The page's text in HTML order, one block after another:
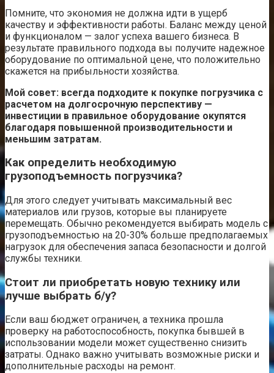
Помните, что экономия не должна идти в ущерб
качеству и эффективности работы. Баланс между ценой
и функционалом — залог успеха вашего бизнеса. В
результате правильного подхода вы получите надежное
оборудование по оптимальной цене, что положительно
скажется на прибыльности хозяйства.
Мой совет: всегда подходите к покупке погрузчика с
расчетом на долгосрочную перспективу —
инвестиции в правильное оборудование окупятся
благодаря повышенной производительности и
меньшим затратам.
Как определить необходимую
грузоподъемность погрузчика?
Для этого следует учитывать максимальный вес
материалов или грузов, которые вы планируете
перемещать. Обычно рекомендуется выбирать модель с
грузоподъемностью на 20-30% больше предполагаемых
нагрузок для обеспечения запаса безопасности и долгой
службы техники.
Стоит ли приобретать новую технику или
лучше выбрать б/у?
Если ваш бюджет ограничен, а техника прошла
проверку на работоспособность, покупка бывшей в
использовании модели может существенно снизить
затраты. Однако важно учитывать возможные риски и
дополнительные расходы на ремонт.